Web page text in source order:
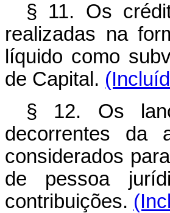
§ 11. Os
realizadas na
líquido como
de Capital.
§ 12. Os
decorrentes da
considerados
de pessoa
contribuições.